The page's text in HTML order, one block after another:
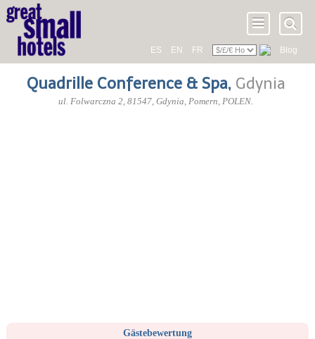
ES EN FR Blog
Quadrille Conference & Spa, Gdynia
ul. Folwarczna 2,81547, Gdynia,Pomern,POLEN.
Gästebewertung